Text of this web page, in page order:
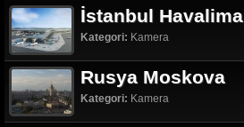
İstanbul
Kategori: Kamera
Rusya Moskova
Kategori: Kamera